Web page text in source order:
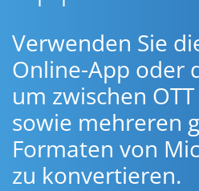
Verwenden Sie
Online-App oder
um zwischen
sowie mehreren
Formaten von
zu konvertieren.